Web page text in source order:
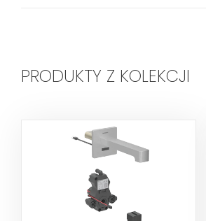
PRODUKTY Z KOLEKCJI